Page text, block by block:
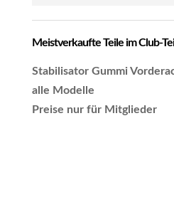
Meistverkaufte Teile im Club-
Stabilisator Gummi
alle Modelle
Preise nur für Mitglieder